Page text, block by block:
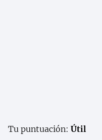
Tu puntuación: Útil